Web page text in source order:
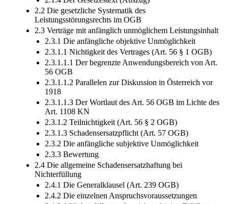
2.2 Die gesetzliche Systematik des
Leistungsstörungsrechts im OGB
2.3 Verträge mit anfänglich unmöglichem Leistungsinhalt
2.3.1 Die anfängliche objektive Unmöglichkeit
2.3.1.1 Nichtigkeit des Vertrages (Art. 56 § 1 OGB)
2.3.1.1.1 Der begrenzte Anwendungsbereich von Art.
56 OGB
2.3.1.1.2 Parallelen zur Diskussion in Österreich vor
1918
2.3.1.1.3 Der Wortlaut des Art. 56 OGB im Lichte des
Art. 1108 KN
2.3.1.2 Teilnichtigkeit (Art. 56 § 2 OGB)
2.3.1.3 Schadensersatzpflicht (Art. 57 OGB)
2.3.2 Die anfängliche subjektive Unmöglichkeit
2.3.3 Bewertung
2.4 Die allgemeine Schadensersatzhaftung bei
Nichterfüllung
2.4.1 Die Generalklausel (Art. 239 OGB)
2.4.2 Die einzelnen Anspruchsvoraussetzungen